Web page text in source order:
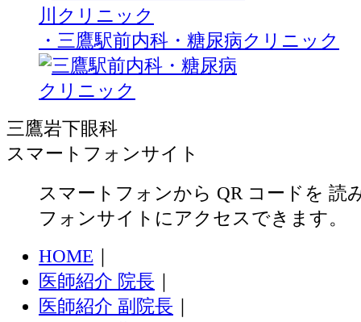
・三鷹駅前内科・糖尿病クリニック
三鷹岩下眼科
スマートフォンサイト
スマートフォンから QR コードを 読
フォンサイトにアクセスできます。
HOME
医師紹介 院長
医師紹介 副院長